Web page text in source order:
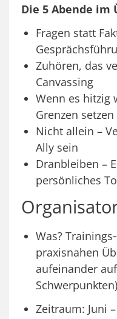
Die 5 Abende im
Fragen statt
Zuhören, das
Canvassing
Wenn es hitzig
Grenzen setzen
Nicht allein –
Ally sein
Dranbleiben –
persönliches
Was?
praxisnahen
aufeinander
Schwerpunkten)
Zeitraum: Juni